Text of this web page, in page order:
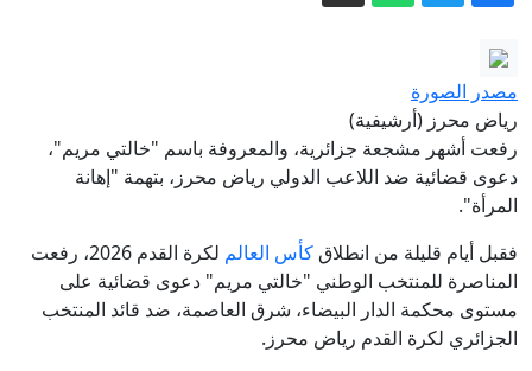
الإسرائيلية
أصول روسيا المجمدة.. كيف تمول أوروبا
أوكرانيا دون مصادرة الأموال؟
أوكرانية خلال 12 ساعة
ألمانيا ـ إصلاح التقاعد معركة كسر عظم لا
تحتمل التأجيل
مصدر الصورة
رياض محرز (أرشيفية)
رفعت أشهر مشجعة جزائرية، والمعروفة باسم "خالتي مريم"،
دعوى قضائية ضد اللاعب الدولي رياض محرز، بتهمة "إهانة
المرأة".
فقبل أيام قليلة من انطلاقكأس العالم
لكرة القدم 2026، رفعت
المناصرة للمنتخب الوطني "خالتي مريم" دعوى قضائية على
مستوى محكمة الدار البيضاء، شرق العاصمة، ضد قائد المنتخب
الجزائري لكرة القدم رياض محرز.